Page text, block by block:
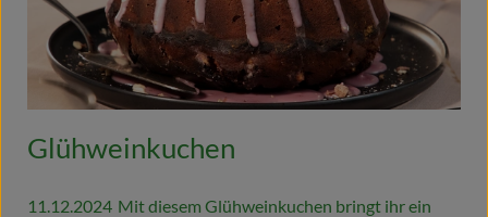
Glühweinkuchen
11.12.2024 Mit diesem Glühweinkuchen bringt ihr ein